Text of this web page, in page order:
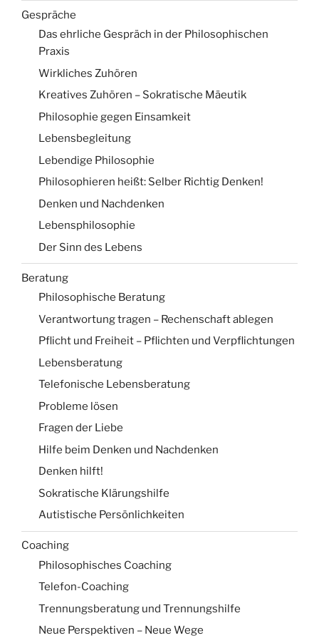
Gespräche
Das ehrliche Gespräch in der Philosophischen
Praxis
Wirkliches Zuhören
Kreatives Zuhören – Sokratische Mäeutik
Philosophie gegen Einsamkeit
Lebensbegleitung
Lebendige Philosophie
Philosophieren heißt: Selber Richtig Denken!
Denken und Nachdenken
Lebensphilosophie
Der Sinn des Lebens
Beratung
Philosophische Beratung
Verantwortung tragen – Rechenschaft ablegen
Pflicht und Freiheit – Pflichten und Verpflichtungen
Lebensberatung
Telefonische Lebensberatung
Probleme lösen
Fragen der Liebe
Hilfe beim Denken und Nachdenken
Denken hilft!
Sokratische Klärungshilfe
Autistische Persönlichkeiten
Coaching
Philosophisches Coaching
Telefon-Coaching
Trennungsberatung und Trennungshilfe
Neue Perspektiven – Neue Wege